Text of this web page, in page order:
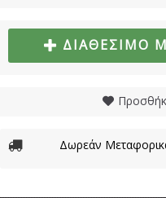
ΔΙΑΘΈΣΙΜΟ
Δωρεάν